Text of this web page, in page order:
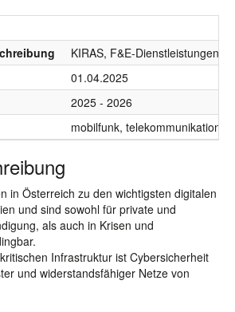
KIRAS, F&E-Dienstleistungen,
01.04.2025
2025 - 2026
mobilfunk, telekommunikation,
in Österreich zu den wichtigsten digitalen
und sind sowohl für private und
als auch in Krisen und
Infrastruktur ist Cybersicherheit
und widerstandsfähiger Netze von